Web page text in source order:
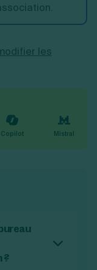
les
Copilot Mistral
?